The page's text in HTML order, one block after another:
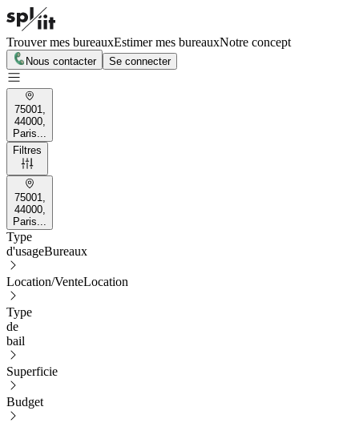
Trouver mes bureauxEstimer mes bureauxNotre concept
Nous contacter Se connecter
75001,
44000,
Paris...
Filtres
75001,
44000,
Paris...
Type
d'usageBureaux
Location/VenteLocation
Type
de
bail
Superficie
Budget